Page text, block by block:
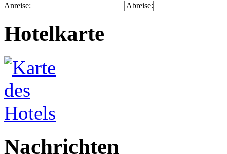
Anreise: Abreise:
Hotelkarte
Nachrichten